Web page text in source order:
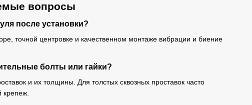
вопросы
после установки?
точной центровке и качественном монтаже вибрации и биение
болты или гайки?
и их толщины. Для толстых сквозных проставок часто
крепеж.